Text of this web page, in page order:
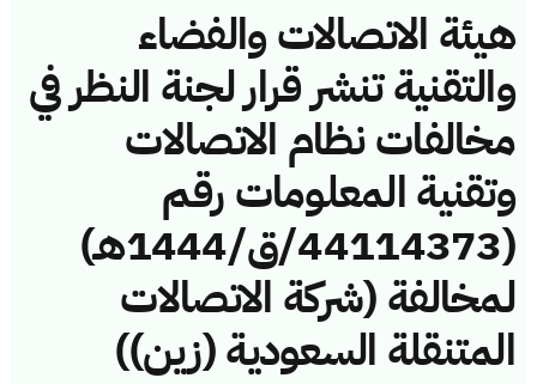
هيئة الاتصالات والفضاء
والتقنية تنشر قرار لجنة النظر في
مخالفات نظام الاتصالات
وتقنية المعلومات رقم
(44114373/ق/1444هـ)
لمخالفة (شركة الاتصالات
المتنقلة السعودية (زين))